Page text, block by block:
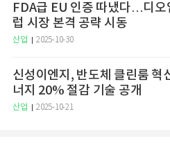
FDA급 EU 인증 따냈다…디오
럽 시장 본격 공략 시동
산업 2025-10-30
신성이엔지, 반도체 클린룸 혁
너지 20% 절감 기술 공개
산업 2025-10-21